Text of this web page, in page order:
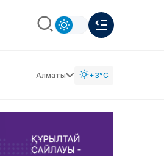
Алматы +3°C